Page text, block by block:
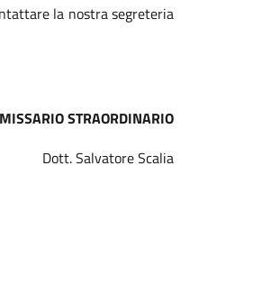
la nostra segreteria
STRAORDINARIO
Dott. Salvatore Scalia